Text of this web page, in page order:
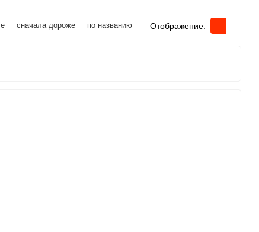
сначала дороже по названию Отображение: